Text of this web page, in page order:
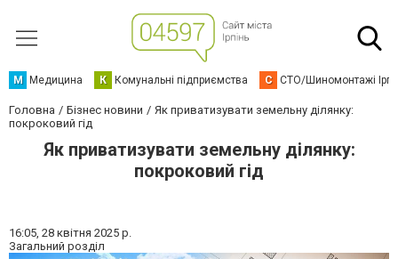
М Медицина К Комунальні підприємства С СТО/Шиномонтажі
Головна Бізнес новини
Як приватизувати земельну ділянку:
покроковий гід
Як приватизувати земельну ділянку:
покроковий гід
16:05, 28 квітня 2025 р.
Загальний розділ